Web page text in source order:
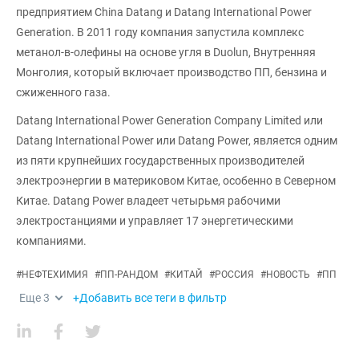
предприятием China Datang и Datang International Power
Generation. В 2011 году компания запустила комплекс
метанол-в-олефины на основе угля в Duolun, Внутренняя
Монголия, который включает производство ПП, бензина и
сжиженного газа.
Datang International Power Generation Company Limited или
Datang International Power или Datang Power, является одним
из пяти крупнейших государственных производителей
электроэнергии в материковом Китае, особенно в Северном
Китае. Datang Power владеет четырьмя рабочими
электростанциями и управляет 17 энергетическими
компаниями.
#НЕФТЕХИМИЯ #ПП-РАНДОМ #КИТАЙ #РОССИЯ #НОВОСТЬ #ПП
Еще3 +Добавить все теги в фильтр